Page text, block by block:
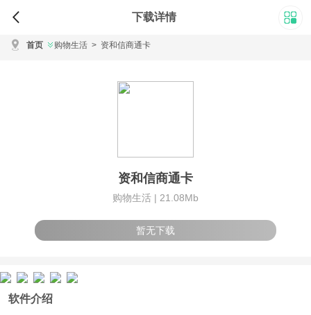
下载详情
首页 购物生活 > 资和信商通卡
资和信商通卡
购物生活 | 21.08Mb
暂无下载
软件介绍